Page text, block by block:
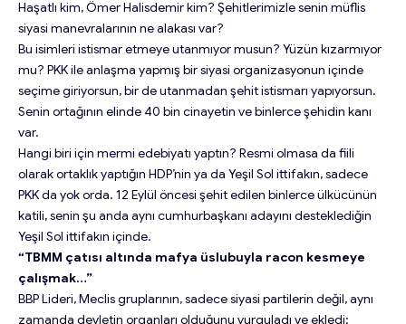
Haşatlı kim, Ömer Halisdemir kim? Şehitlerimizle senin müflis
siyasi manevralarının ne alakası var?
Bu isimleri istismar etmeye utanmıyor musun? Yüzün kızarmıyor
mu? PKK ile anlaşma yapmış bir siyasi organizasyonun içinde
seçime giriyorsun, bir de utanmadan şehit istismarı yapıyorsun.
Senin ortağının elinde 40 bin cinayetin ve binlerce şehidin kanı
var.
Hangi biri için mermi edebiyatı yaptın? Resmi olmasa da fiili
olarak ortaklık yaptığın HDP’nin ya da Yeşil Sol ittifakın, sadece
PKK da yok orda. 12 Eylül öncesi şehit edilen binlerce ülkücünün
katili, senin şu anda aynı cumhurbaşkanı adayını desteklediğin
Yeşil Sol ittifakın içinde.
“TBMM çatısı altında mafya üslubuyla racon kesmeye
çalışmak…”
BBP Lideri, Meclis gruplarının, sadece siyasi partilerin değil, aynı
zamanda devletin organları olduğunu vurguladı ve ekledi: